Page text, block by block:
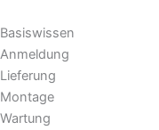
Basiswissen
Anmeldung
Lieferung
Montage
Wartung